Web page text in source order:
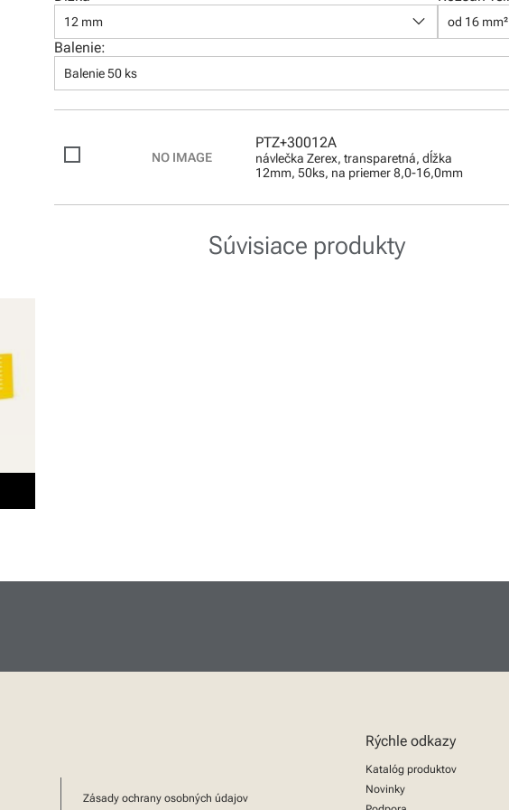
12 mm keyboard_arrow_down od 16
Balenie:
Balenie 50 ks
PTZ+30012A
návlečka Zerex, transparetná, dĺžka
12mm, 50ks, na priemer 8,0-16,0mm
Súvisiace produkty
Zásady ochrany osobných údajov
Rýchle odkazy
Katalóg produktov
Novinky